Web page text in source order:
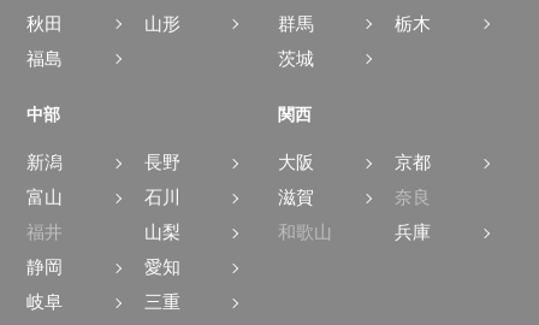
秋田
山形
福島
群馬
栃木
茨城
中部
新潟
長野
富山
石川
福井
山梨
静岡
愛知
岐阜
三重
関西
大阪
京都
滋賀
奈良
和歌山
兵庫